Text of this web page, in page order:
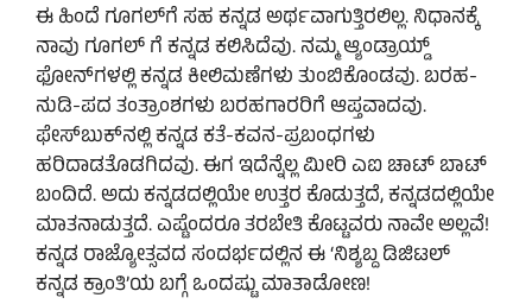
ಈ ಹಿಂದೆ ಗೂಗಲ್‌ಗೆ ಸಹ ಕನ್ನಡ ಅರ್ಥವಾಗುತ್ತಿರಲಿಲ್ಲ. ನಿಧಾನಕ್ಕೆ
ನಾವು ಗೂಗಲ್ ಗೆ ಕನ್ನಡ ಕಲಿಸಿದೆವು. ನಮ್ಮ ಆ್ಯಂಡ್ರಾಯ್ಡ್
ಫೋನ್‌ಗಳಲ್ಲಿ ಕನ್ನಡ ಕೀಲಿಮಣೆಗಳು ತುಂಬಿಕೊಂಡವು. ಬರಹ-
ನುಡಿ-ಪದ ತಂತ್ರಾಂಶಗಳು ಬರಹಗಾರರಿಗೆ ಆಪ್ತವಾದವು.
ಫೇಸ್‌ಬುಕ್‌ನಲ್ಲಿ ಕನ್ನಡ ಕತೆ-ಕವನ-ಪ್ರಬಂಧಗಳು
ಹರಿದಾಡತೊಡಗಿದವು. ಈಗ ಇದೆನ್ನೆಲ್ಲ ಮೀರಿ ಎಐ ಚಾಟ್ ಬಾಟ್
ಬಂದಿದೆ. ಅದು ಕನ್ನಡದಲ್ಲಿಯೇ ಉತ್ತರ ಕೊಡುತ್ತದೆ, ಕನ್ನಡದಲ್ಲಿಯೇ
ಮಾತನಾಡುತ್ತದೆ. ಎಷ್ಟೆಂದರೂ ತರಬೇತಿ ಕೊಟ್ಟವರು ನಾವೇ ಅಲ್ಲವೆ!
ಕನ್ನಡ ರಾಜ್ಯೋತ್ಸವದ ಸಂದರ್ಭದಲ್ಲಿನ ಈ ‘ನಿಶ್ಯಬ್ದ ಡಿಜಿಟಲ್
ಕನ್ನಡ ಕ್ರಾಂತಿ’ಯ ಬಗ್ಗೆ ಒಂದಷ್ಟು ಮಾತಾಡೋಣ!